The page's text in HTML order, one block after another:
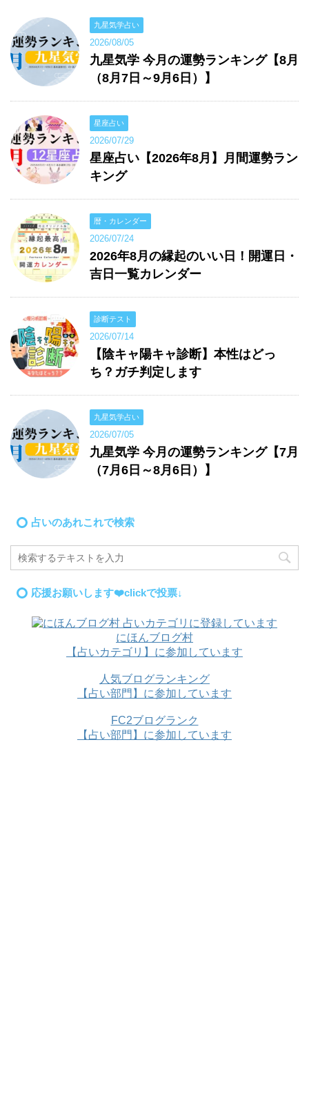
九星気学占い
2026/08/05
九星気学 今月の運勢ランキング【8月
（8月7日～9月6日）】
星座占い
2026/07/29
星座占い【2026年8月】月間運勢ラン
キング
暦・カレンダー
2026/07/24
2026年8月の縁起のいい日！開運日・
吉日一覧カレンダー
診断テスト
2026/07/14
【陰キャ陽キャ診断】本性はどっ
ち？ガチ判定します
九星気学占い
2026/07/05
九星気学 今月の運勢ランキング【7月
（7月6日～8月6日）】
占いのあれこれで検索
応援お願いします❤️clickで投票↓
にほんブログ村
【占いカテゴリ】に参加しています
人気ブログランキング
【占い部門】に参加しています
FC2ブログランク
【占い部門】に参加しています